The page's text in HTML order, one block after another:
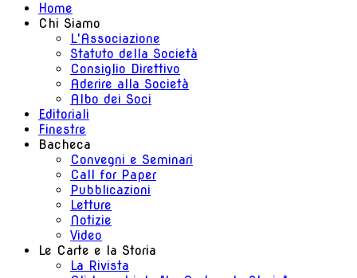
Home
Chi Siamo
L'Associazione
Statuto della Società
Consiglio Direttivo
Aderire alla Società
Albo dei Soci
Editoriali
Finestre
Bacheca
Convegni e Seminari
Call for Paper
Pubblicazioni
Letture
Notizie
Video
Le Carte e la Storia
La Rivista